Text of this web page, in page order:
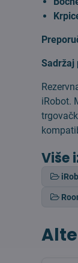
Sadržaj
iRobot.
Više